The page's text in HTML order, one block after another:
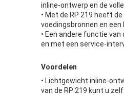
inline-ontwerp en de
• Met de RP 219 heeft
voedingsbronnen en
• Een andere functie
en met een service-
Voordelen
• Lichtgewicht inline-
van de RP 219 kunt u